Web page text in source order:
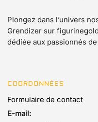
Plongez dans l’univers
Grendizer sur
dédiée aux passionnés
COORDONNÉES
Formulaire de contact
E-mail: